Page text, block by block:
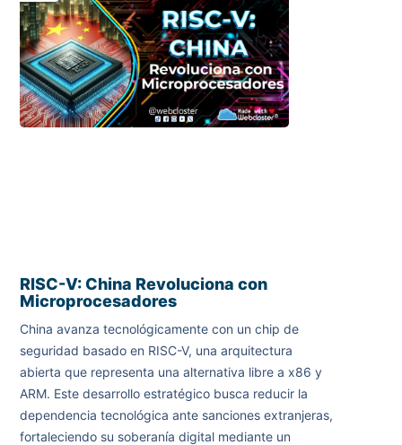
RISC-V: China Revoluciona con
Microprocesadores
China avanza tecnológicamente con un chip de
seguridad basado en RISC-V, una arquitectura
abierta que representa una alternativa libre a x86 y
ARM. Este desarrollo estratégico busca reducir la
dependencia tecnológica ante sanciones extranjeras,
fortaleciendo su soberanía digital mediante un